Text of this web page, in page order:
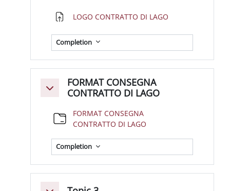
LOGO CONTRATTO DI LAGO
Completion
Collapse
FORMAT CONSEGNA
CONTRATTO DI LAGO
FORMAT CONSEGNA
CONTRATTO DI LAGO
Completion